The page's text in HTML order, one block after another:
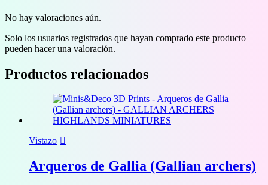
No hay valoraciones aún.
Solo los usuarios registrados que hayan comprado este producto
pueden hacer una valoración.
Productos relacionados
Vistazo
Arqueros de Gallia (Gallian archers)